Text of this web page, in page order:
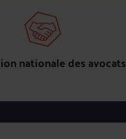
nationale des avocats